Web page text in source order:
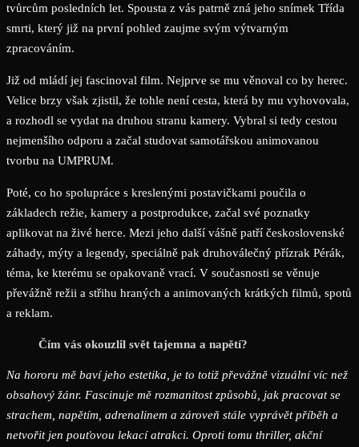
tvůrcům posledních let. Spousta z vás patrně zná jeho snímek Třída
smrti, který již na první pohled zaujme svým výtvarným
zpracováním.
Již od mládí jej fascinoval film. Nejprve se mu věnoval co by herec.
Velice brzy však zjistil, že tohle není cesta, která by mu vyhovovala,
a rozhodl se vydat na druhou stranu kamery. Vybral si tedy cestou
nejmenšího odporu a začal studovat samotářskou animovanou
tvorbu na UMPRUM.
Poté, co ho spolupráce s kreslenými postavičkami poučila o
základech režie, kamery a postprodukce, začal své poznatky
aplikovat na živé herce. Mezi jeho další vášně patří československé
záhady, mýty a legendy, speciálně pak druhoválečný přízrak Pérák,
téma, ke kterému se opakovaně vrací. V současnosti se věnuje
převážně režii a střihu hraných a animovaných krátkých filmů, spotů
a reklam.
Čím vás okouzlil svět tajemna a napětí?
Na hororu mě baví jeho estetika, je to totiž převážně vizuální víc než
obsahový žánr. Fascinuje mě rozmanitost způsobů, jak pracovat se
strachem, napětím, adrenalinem a zároveň stále vyprávět příběh a
netvořit jen pouťovou lekací atrakci. Oproti tomu thriller, akční